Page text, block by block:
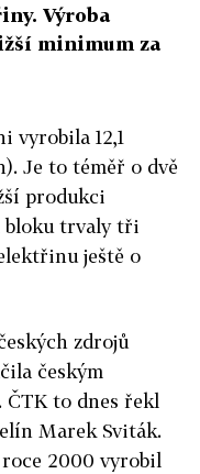
Výroba
minimum za
vyrobila 12,1
Je to téměř o dvě
produkci
bloku trvaly tři
ještě o
zdrojů
českým
ČTK to dnes řekl
Marek Sviták.
2000 vyrobil